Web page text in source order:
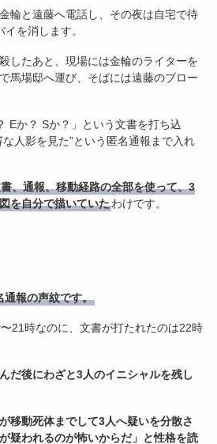
輪と遠藤へ電話し、その夜は自宅で待
を消します。
したあと、現場には金輪のライターを
馬場邸へ運び、そばには遠藤のブロー
Eか？ Sか？」という文書を打ち込
人影を見た”という匿名通報まで入れ
、通報、移動経路の全部を使って、3
を自分で描いていたわけです。
通報の声紋です。
21時なのに、文書が打たれたのは22時
だ後にわざと3人のイニシャルを残し
移動死体までして3人へ疑いを分散さ
疑われるのが怖いからだ」と性格を読